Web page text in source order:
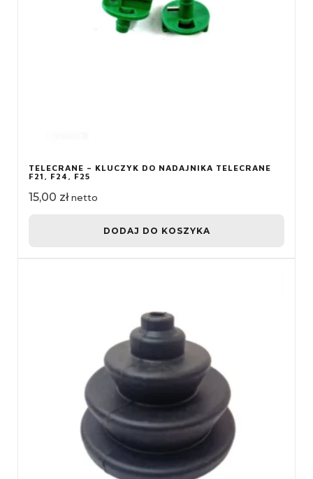
TELECRANE – KLUCZYK DO NADAJNIKA TELECRANE
F21, F24, F25
15,00 zł netto
DODAJ DO KOSZYKA